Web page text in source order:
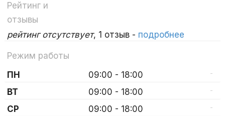
Рейтинг и
отзывы
рейтинг отсутствует, 1 отзыв - подробнее
Режим работы
ПН
09:00 - 18:00 -
ВТ 09:00 - 18:00 -
СР 09:00 - 18:00 -